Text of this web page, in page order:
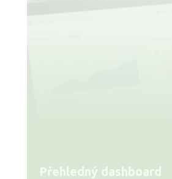
Přehledný dashboard